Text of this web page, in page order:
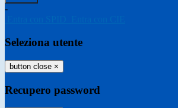
-
Seleziona utente
button close ×
Recupero password